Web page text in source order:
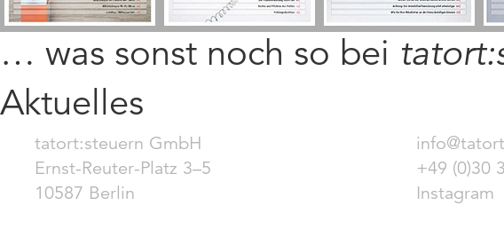
… was sonst noch so bei
Aktuelles
tatort:steuern GmbH
Ernst-Reuter-Platz 3–5
10587 Berlin
+49 (0)30
Instagram